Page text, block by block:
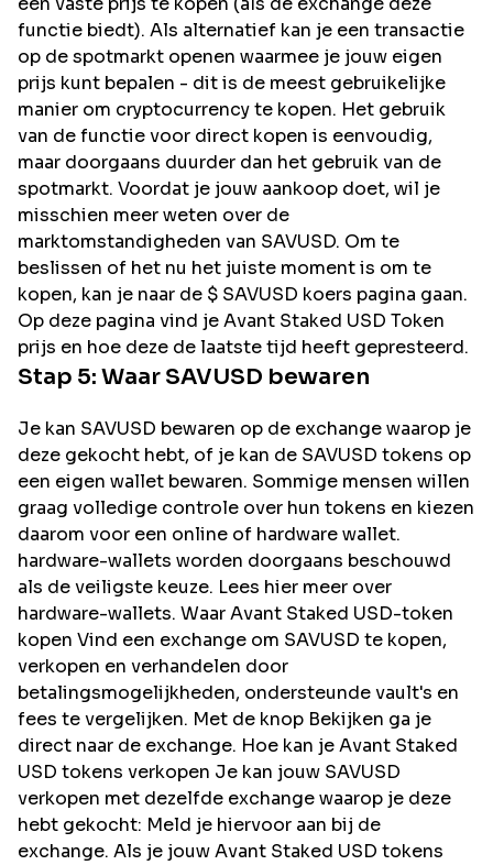
functie biedt). Als alternatief kan je een transactie
op de spotmarkt openen waarmee je jouw eigen
prijs kunt bepalen - dit is de meest gebruikelijke
manier om cryptocurrency te kopen. Het gebruik
van de functie voor direct kopen is eenvoudig,
maar doorgaans duurder dan het gebruik van de
spotmarkt. Voordat je jouw aankoop doet, wil je
misschien meer weten over de
marktomstandigheden van SAVUSD. Om te
beslissen of het nu het juiste moment is om te
kopen, kan je naar de $ SAVUSD koers pagina gaan.
Op deze pagina vind je Avant Staked USD Token
prijs en hoe deze de laatste tijd heeft gepresteerd.
Stap 5: Waar SAVUSD bewaren
Je kan SAVUSD bewaren op de exchange waarop je
deze gekocht hebt, of je kan de SAVUSD tokens op
een eigen wallet bewaren. Sommige mensen willen
graag volledige controle over hun tokens en kiezen
daarom voor een online of hardware wallet.
hardware-wallets worden doorgaans beschouwd
als de veiligste keuze. Lees hier meer over
hardware-wallets. Waar Avant Staked USD-token
kopen Vind een exchange om SAVUSD te kopen,
verkopen en verhandelen door
betalingsmogelijkheden, ondersteunde vault's en
fees te vergelijken. Met de knop Bekijken ga je
direct naar de exchange. Hoe kan je Avant Staked
USD tokens verkopen Je kan jouw SAVUSD
verkopen met dezelfde exchange waarop je deze
hebt gekocht: Meld je hiervoor aan bij de
exchange. Als je jouw Avant Staked USD tokens